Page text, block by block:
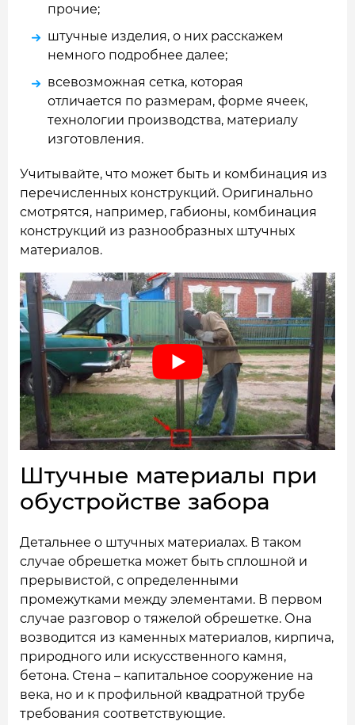
прочие;
штучные изделия, о них расскажем
немного подробнее далее;
всевозможная сетка, которая
отличается по размерам, форме ячеек,
технологии производства, материалу
изготовления.
Учитывайте, что может быть и комбинация из
перечисленных конструкций. Оригинально
смотрятся, например, габионы, комбинация
конструкций из разнообразных штучных
материалов.
Штучные материалы при
обустройстве забора
Детальнее о штучных материалах. В таком
случае обрешетка может быть сплошной и
прерывистой, с определенными
промежутками между элементами. В первом
случае разговор о тяжелой обрешетке. Она
возводится из каменных материалов, кирпича,
природного или искусственного камня,
бетона. Стена – капитальное сооружение на
века, но и к профильной квадратной трубе
требования соответствующие.